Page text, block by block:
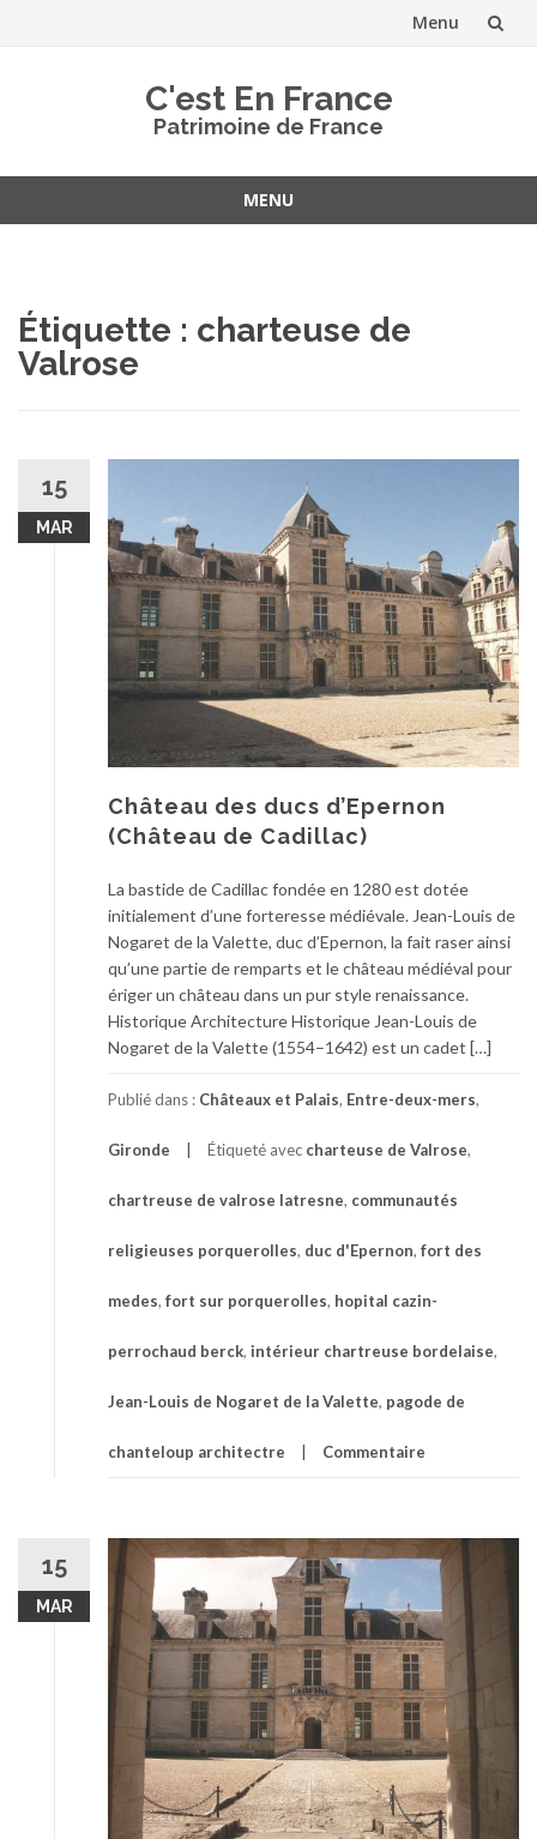
Menu
C'est En France
Patrimoine de France
MENU
Étiquette : charteuse de
Valrose
15
MAR
Château des ducs d’Epernon
(Château de Cadillac)
La bastide de Cadillac fondée en 1280 est dotée
initialement d’une forteresse médiévale. Jean-Louis de
Nogaret de la Valette, duc d’Epernon, la fait raser ainsi
qu’une partie de remparts et le château médiéval pour
ériger un château dans un pur style renaissance.
Historique Architecture Historique Jean-Louis de
Nogaret de la Valette (1554–1642) est un cadet […]
Publié dans : Châteaux et Palais, Entre-deux-mers,
Gironde Étiqueté avec charteuse de Valrose,
chartreuse de valrose latresne, communautés
religieuses porquerolles, duc d'Epernon, fort des
medes, fort sur porquerolles, hopital cazin-
perrochaud berck, intérieur chartreuse bordelaise,
Jean-Louis de Nogaret de la Valette, pagode de
chanteloup architectre Commentaire
15
MAR